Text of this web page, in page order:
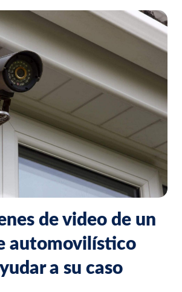
de video de un
automovilístico
a su caso